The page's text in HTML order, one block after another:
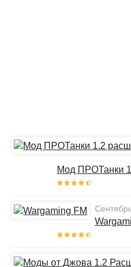
Мод ПРОТанки